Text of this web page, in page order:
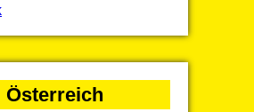
Österreich